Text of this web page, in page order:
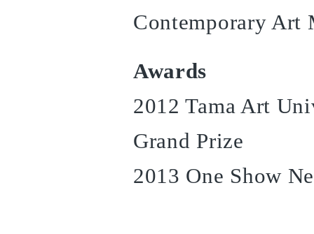
Contemporary Art
Awards
2012 Tama Art
Grand Prize
2013 One Show